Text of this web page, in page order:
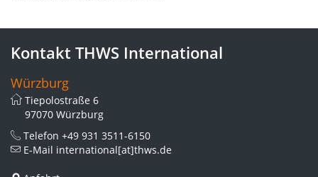
Kontakt THWS International
Würzburg
Tiepolostraße 6
97070 Würzburg
Telefon +49 931 3511-6150
E-Mail international[at]thws.de